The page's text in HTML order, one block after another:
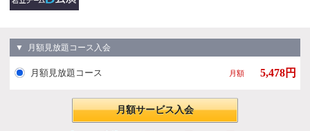
▼ 月額見放題コース入会
月額見放題コース 月額 5,478円
月額サービス入会